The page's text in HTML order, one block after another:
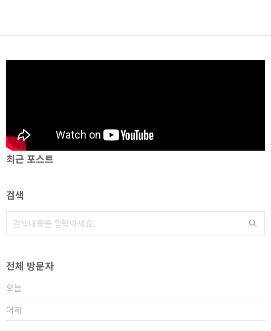
스지만, 무료 계정으로도 다양한 기능을..
최근 포스트
검색
전체 방문자
오늘
어제